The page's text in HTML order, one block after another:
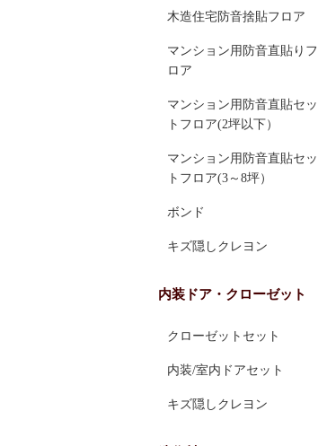
木造住宅防音捨貼フロア
マンション用防音直貼りフ
ロア
マンション用防音直貼セッ
トフロア(2坪以下）
マンション用防音直貼セッ
トフロア(3～8坪）
ボンド
キズ隠しクレヨン
内装ドア・クローゼット
クローゼットセット
内装/室内ドアセット
キズ隠しクレヨン